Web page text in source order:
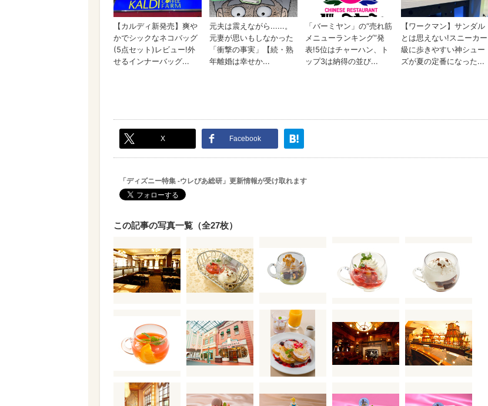
X Facebook
「ディズニー特集 -ウレぴあ総研」更新情報が受け取れます
この記事の写真一覧（全27枚）